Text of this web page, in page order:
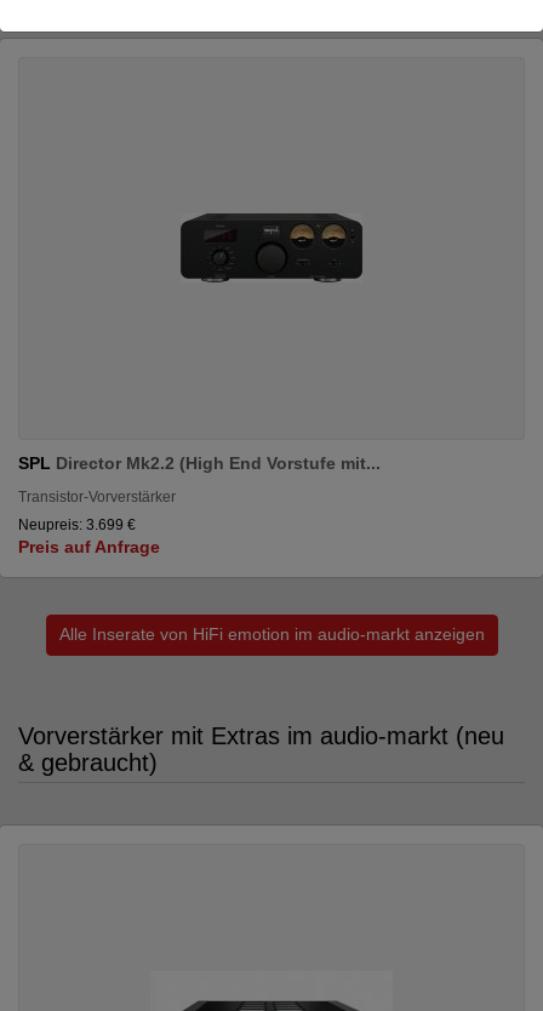
SPL Director Mk2.2 (High End Vorstufe mit...
Transistor-Vorverstärker
Neupreis: 3.699 €
Preis auf Anfrage
Alle Inserate von HiFi emotion im audio-markt anzeigen
Vorverstärker mit Extras im audio-markt (neu
& gebraucht)